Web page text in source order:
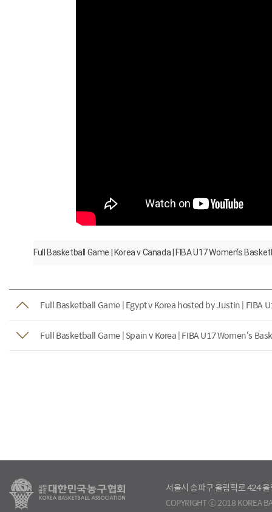
Full Basketball Game | Korea v Canada | FIBA U17 Women‘s
Full Basketball Game | Egypt v Korea hosted by Justin | FIBA
Full Basketball Game | Spain v Korea | FIBA U17 Women‘s
서울시 송파구 올림픽로 424
COPYRIGHT ⓒ 2018 KOREA